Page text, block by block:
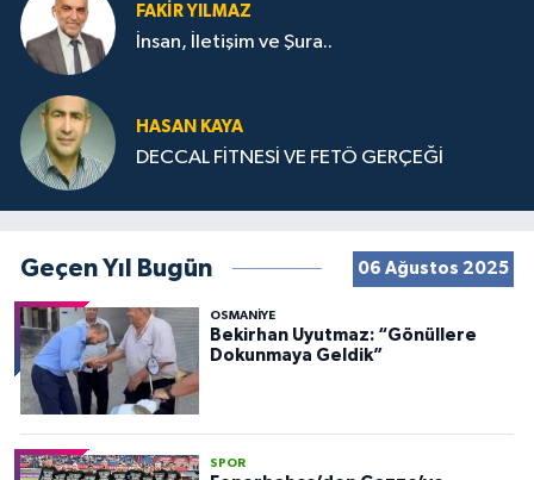
FAKIR YILMAZ
İnsan, İletişim ve Şura..
HASAN KAYA
DECCAL FİTNESİ VE FETÖ GERÇEĞİ
Geçen Yıl Bugün 06 Ağustos 2025
OSMANIYE
Bekirhan Uyutmaz: “Gönüllere
Dokunmaya Geldik”
SPOR